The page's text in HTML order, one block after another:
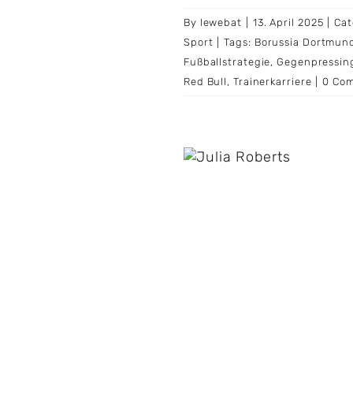
By lewebat 13. April 2025
Sport
Tags: Borussia
Fußballstrategie,
Red Bull , Trainerkarriere 0